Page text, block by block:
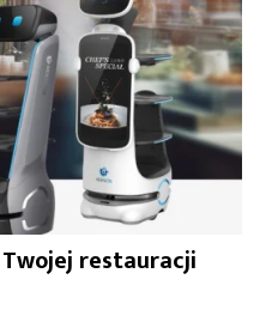
Twojej restauracji